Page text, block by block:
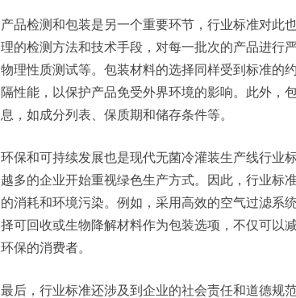
产品检测和包装是另一个重要环节，行业标准对此
理的检测方法和技术手段，对每一批次的产品进行
物理性质测试等。包装材料的选择同样受到标准的
隔性能，以保护产品免受外界环境的影响。此外，
息，如成分列表、保质期和储存条件等。
环保和可持续发展也是现代无菌冷灌装生产线行业
越多的企业开始重视绿色生产方式。因此，行业标
的消耗和环境污染。例如，采用高效的空气过滤系
择可回收或生物降解材料作为包装选项，不仅可以
环保的消费者。
最后，行业标准还涉及到企业的社会责任和道德规